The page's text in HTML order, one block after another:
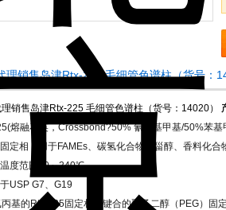
理销售岛津Rtx-225 毛细管色谱柱（货号：
销售岛津Rtx-225 毛细管色谱柱（货号：14020）
熔融石英，Crossbond?50% 氰丙基甲基/50%苯基
定相，用于FAMEs、碳氢化合物、甾醇、香料化合
度范围40～240℃
USP G7、G19
基的Rtx-225固定相比键合的聚乙二醇（PEG）固